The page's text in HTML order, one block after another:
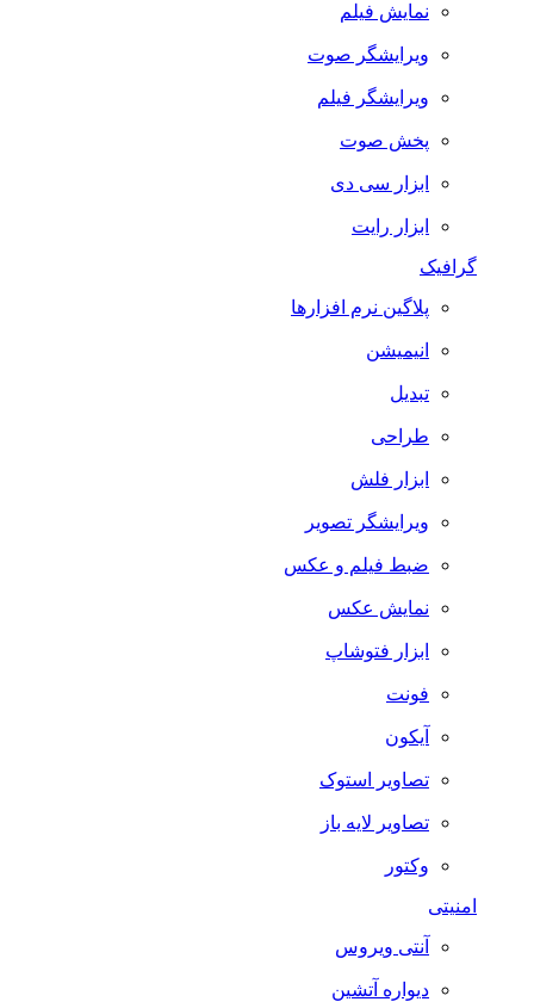
نمایش فیلم
ویرایشگر صوت
ویرایشگر فیلم
پخش صوت
ابزار سی دی
ابزار رایت
گرافیک
پلاگین نرم افزارها
انیمیشن
تبدیل
طراحی
ابزار فلش
ویرایشگر تصویر
ضبط فيلم و عكس
نمایش عکس
ابزار فتوشاپ
فونت
آیکون
تصاویر استوک
تصاویر لایه باز
وکتور
آنتی ویروس
دیواره آتشین